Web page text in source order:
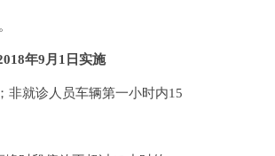
年9月1日实施
就诊人员车辆第一小时内15